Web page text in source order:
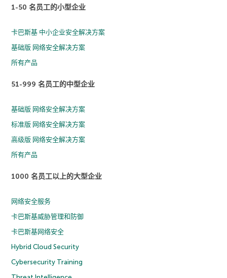
1-50 名员工的小型企业
卡巴斯基 中小企业安全解决方案
基础版 网络安全解决方案
所有产品
51-999 名员工的中型企业
基础版 网络安全解决方案
标准版 网络安全解决方案
高级版 网络安全解决方案
所有产品
1000 名员工以上的大型企业
网络安全服务
卡巴斯基威胁管理和防御
卡巴斯基网络安全
Hybrid Cloud Security
Cybersecurity Training